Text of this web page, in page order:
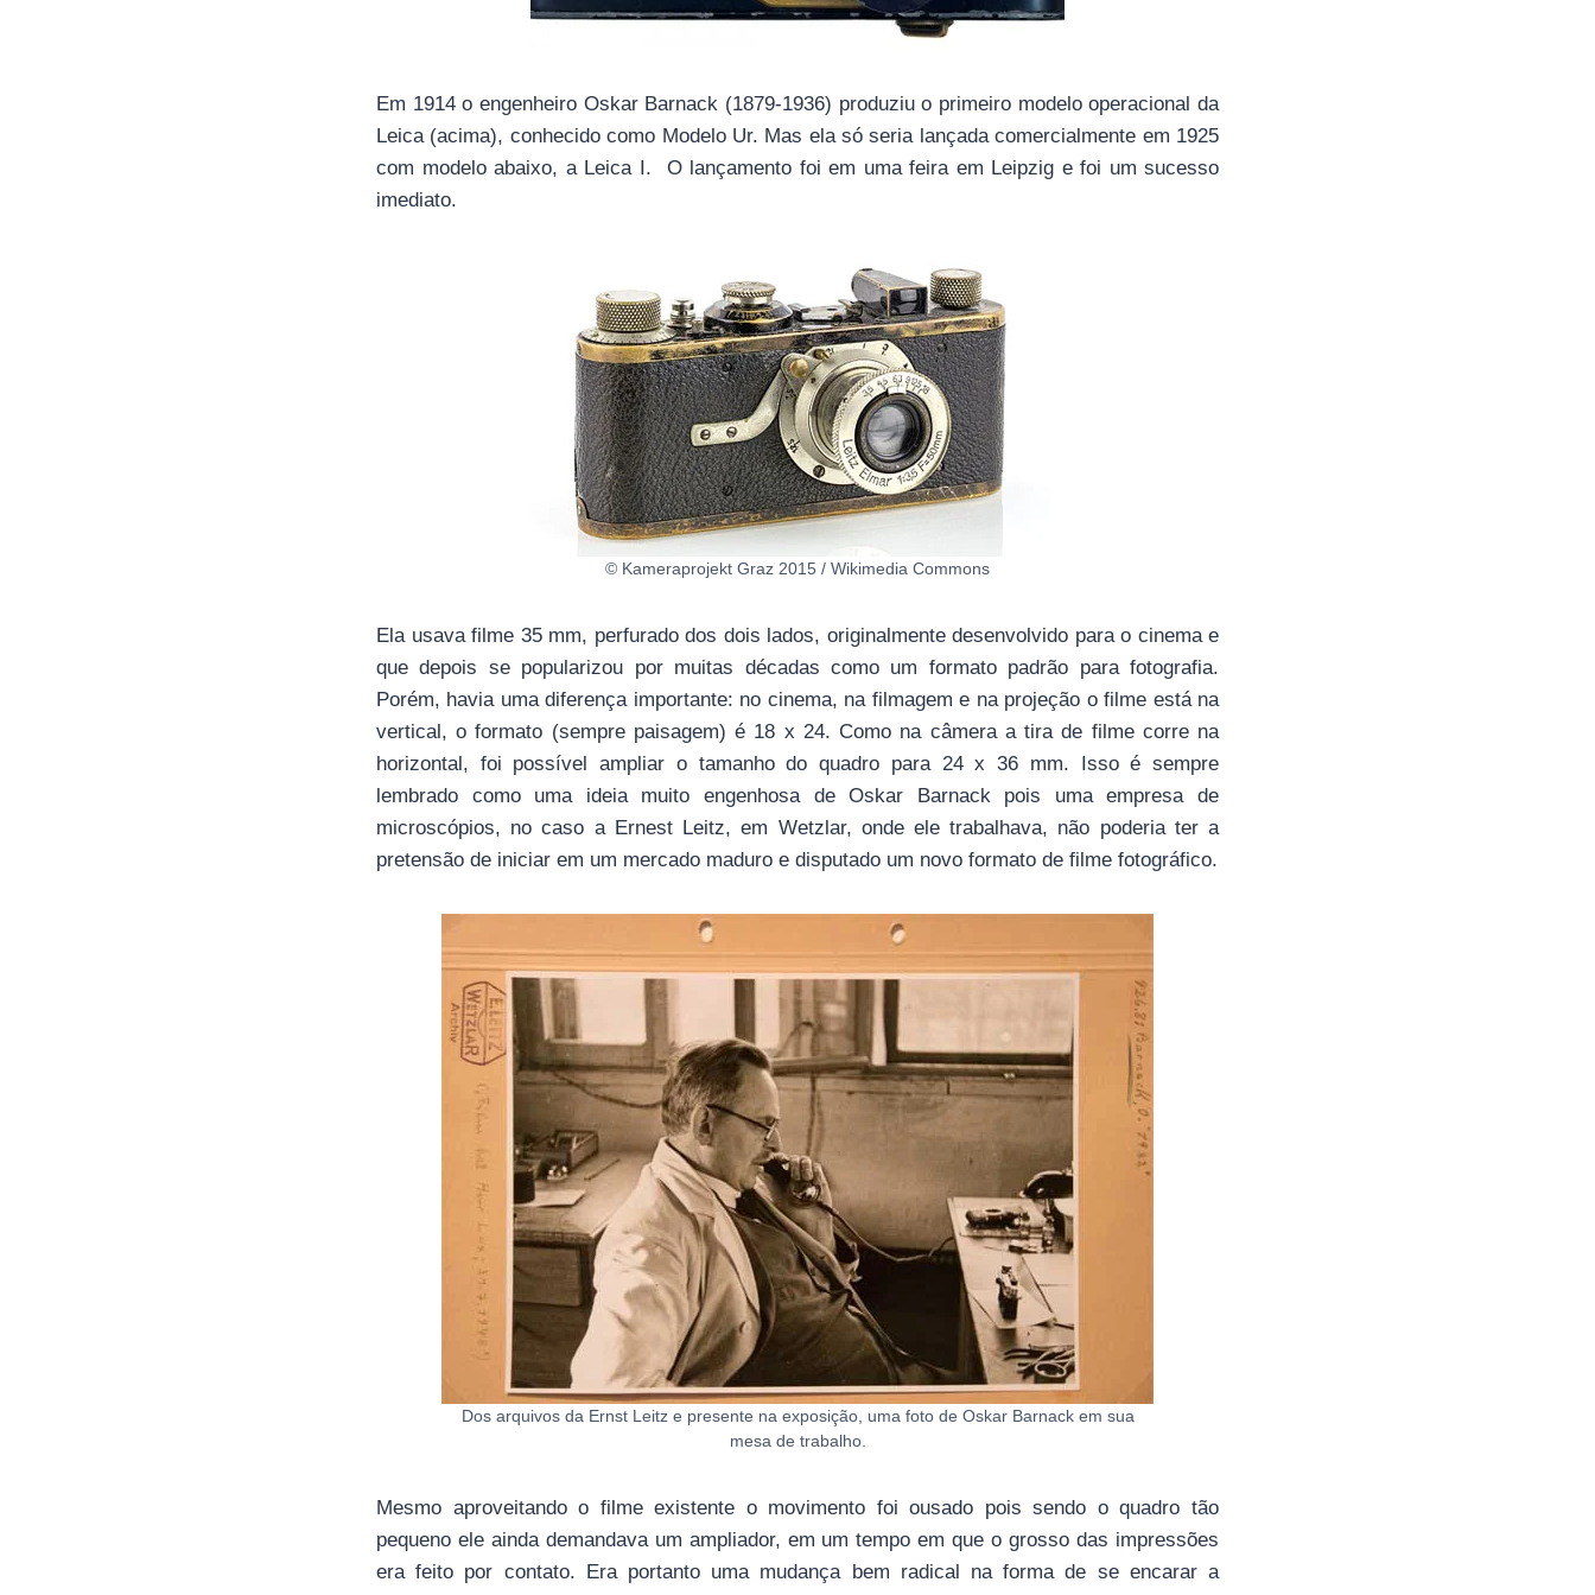
Em 1914 o engenheiro Oskar Barnack (1879-1936) produziu o primeiro modelo operacional da
Leica (acima), conhecido como Modelo Ur. Mas ela só seria lançada comercialmente em 1925
com modelo abaixo, a Leica I. O lançamento foi em uma feira em Leipzig e foi um sucesso
imediato.
© Kameraprojekt Graz 2015 / Wikimedia Commons
Ela usava filme 35 mm, perfurado dos dois lados, originalmente desenvolvido para o cinema e
que depois se popularizou por muitas décadas como um formato padrão para fotografia.
Porém, havia uma diferença importante: no cinema, na filmagem e na projeção o filme está na
vertical, o formato (sempre paisagem) é 18 x 24. Como na câmera a tira de filme corre na
horizontal, foi possível ampliar o tamanho do quadro para 24 x 36 mm. Isso é sempre
lembrado como uma ideia muito engenhosa de Oskar Barnack pois uma empresa de
microscópios, no caso a Ernest Leitz, em Wetzlar, onde ele trabalhava, não poderia ter a
pretensão de iniciar em um mercado maduro e disputado um novo formato de filme fotográfico.
Dos arquivos da Ernst Leitz e presente na exposição, uma foto de Oskar Barnack em sua
mesa de trabalho.
Mesmo aproveitando o filme existente o movimento foi ousado pois sendo o quadro tão
pequeno ele ainda demandava um ampliador, em um tempo em que o grosso das impressões
era feito por contato. Era portanto uma mudança bem radical na forma de se encarar a